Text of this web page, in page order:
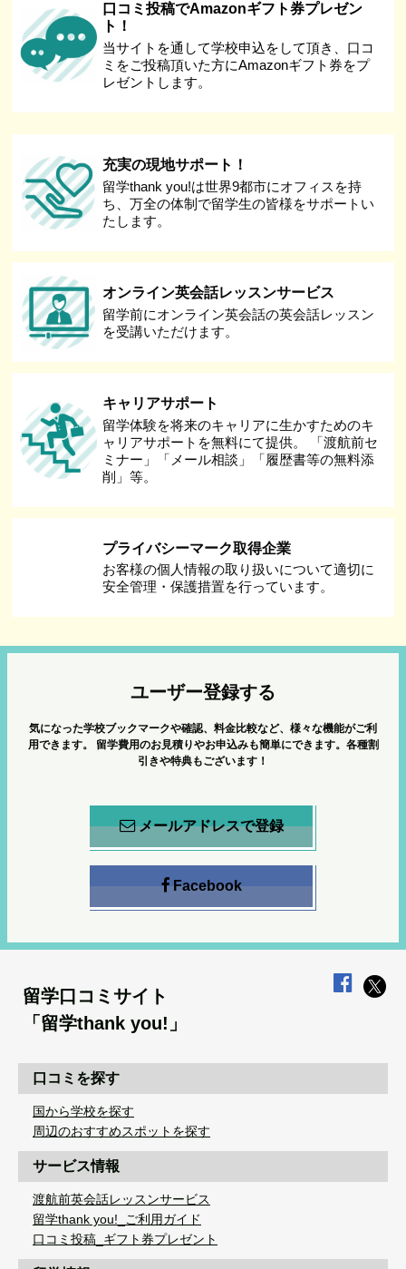
口コミ投稿でAmazonギフト券プレゼン
ト！
当サイトを通して学校申込をして頂き、口コ
ミをご投稿頂いた方にAmazonギフト券をプ
レゼントします。
充実の現地サポート！
留学thank you!は世界9都市にオフィスを持
ち、万全の体制で留学生の皆様をサポートい
たします。
オンライン英会話レッスンサービス
留学前にオンライン英会話の英会話レッスン
を受講いただけます。
キャリアサポート
留学体験を将来のキャリアに生かすためのキ
ャリアサポートを無料にて提供。 「渡航前セ
ミナー」「メール相談」「履歴書等の無料添
削」等。
プライバシーマーク取得企業
お客様の個人情報の取り扱いについて適切に
安全管理・保護措置を行っています。
ユーザー登録する
気になった学校ブックマークや確認、料金比較など、様々な機能がご利
用できます。
留学費用のお見積りやお申込みも簡単にできます。各種割
引きや特典もございます！
メールアドレスで登録
Facebook
留学口コミサイト
「留学thank you!」
口コミを探す
国から学校を探す
周辺のおすすめスポットを探す
サービス情報
渡航前英会話レッスンサービス
留学thank you!_ご利用ガイド
口コミ投稿_ギフト券プレゼント